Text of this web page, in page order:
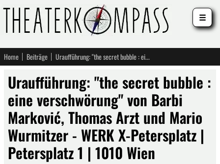
Home Beiträge Uraufführung: "the secret bubble : eine verschwörung" von Barbi Marković, Thomas Arzt und Mario Wurmitzer - WERK X-Petersplatz | Petersplatz 1 | 1010 Wien
Uraufführung: "the secret bubble :
eine verschwörung" von Barbi
Marković, Thomas Arzt und Mario
Wurmitzer - WERK X-Petersplatz |
Petersplatz 1 | 1010 Wien
☰